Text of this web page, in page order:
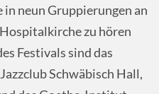
neun Gruppierungen an
zu hören
Festivals sind das
Schwäbisch Hall,